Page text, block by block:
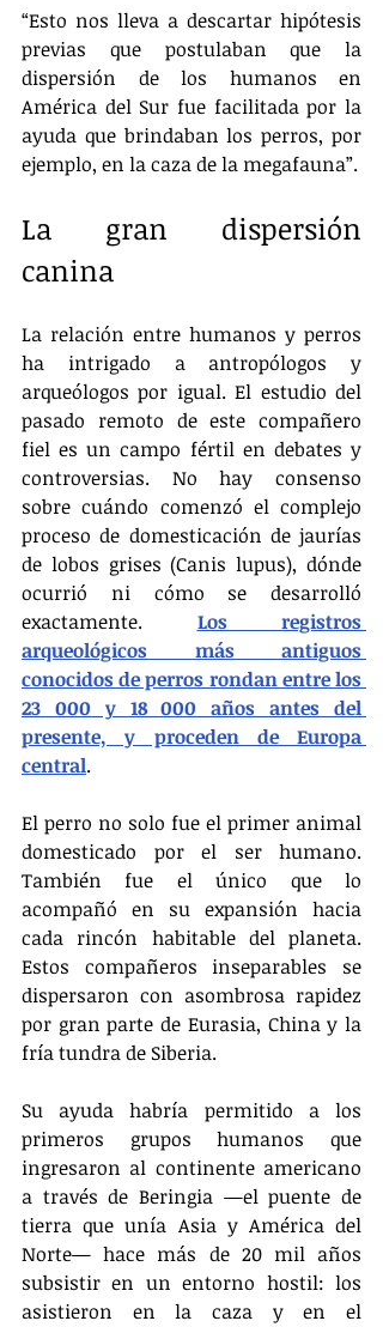
“Esto nos lleva a descartar hipótesis
previas que postulaban que la
dispersión de los humanos en
América del Sur fue facilitada por la
ayuda que brindaban los perros, por
ejemplo, en la caza de la megafauna”.
La gran dispersión
canina
La relación entre humanos y perros
ha intrigado a antropólogos y
arqueólogos por igual. El estudio del
pasado remoto de este compañero
fiel es un campo fértil en debates y
controversias. No hay consenso
sobre cuándo comenzó el complejo
proceso de domesticación de jaurías
de lobos grises (Canis lupus), dónde
ocurrió ni cómo se desarrolló
exactamente. Los registros
arqueológicos más antiguos
conocidos de perros rondan entre los
23 000 y 18 000 años antes del
presente, y proceden de Europa
central.
El perro no solo fue el primer animal
domesticado por el ser humano.
También fue el único que lo
acompañó en su expansión hacia
cada rincón habitable del planeta.
Estos compañeros inseparables se
dispersaron con asombrosa rapidez
por gran parte de Eurasia, China y la
fría tundra de Siberia.
Su ayuda habría permitido a los
primeros grupos humanos que
ingresaron al continente americano
a través de Beringia —el puente de
tierra que unía Asia y América del
Norte— hace más de 20 mil años
subsistir en un entorno hostil: los
asistieron en la caza y en el